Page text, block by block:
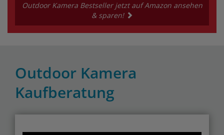
Outdoor Kamera Bestseller jetzt auf Amazon ansehen
& sparen!
Outdoor Kamera
Kaufberatung